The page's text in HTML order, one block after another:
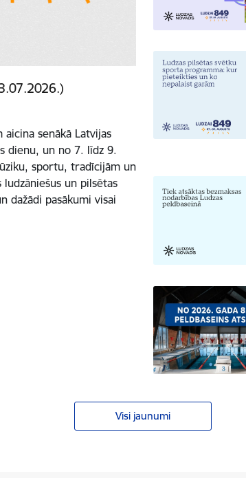
senākā Latvijas
dienu, un no 7. līdz 9.
sportu, tradīcijām un
un pilsētas
dažādi pasākumi visai
Visi jaunumi